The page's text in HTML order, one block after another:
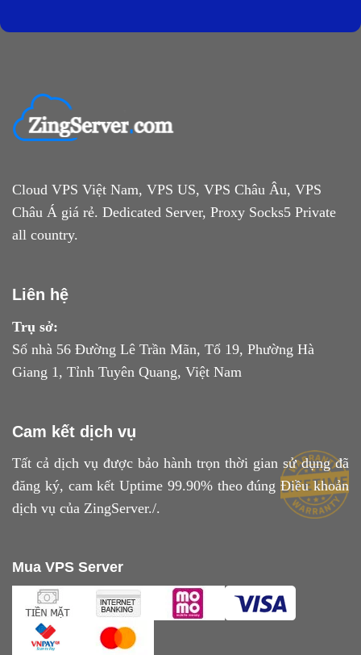
Cloud VPS Việt Nam, VPS US, VPS Châu Âu, VPS
Châu Á giá rẻ. Dedicated Server, Proxy Socks5 Private
all country.
Liên hệ
Trụ sở:
Số nhà 56 Đường Lê Trần Mãn, Tổ 19, Phường Hà
Giang 1, Tỉnh Tuyên Quang, Việt Nam
Cam kết dịch vụ
Tất cả dịch vụ được bảo hành trọn thời gian sử dụng đã
đăng ký, cam kết Uptime 99.90% theo đúngĐiều khoản
dịch vụ của ZingServer./.
Mua VPS Server